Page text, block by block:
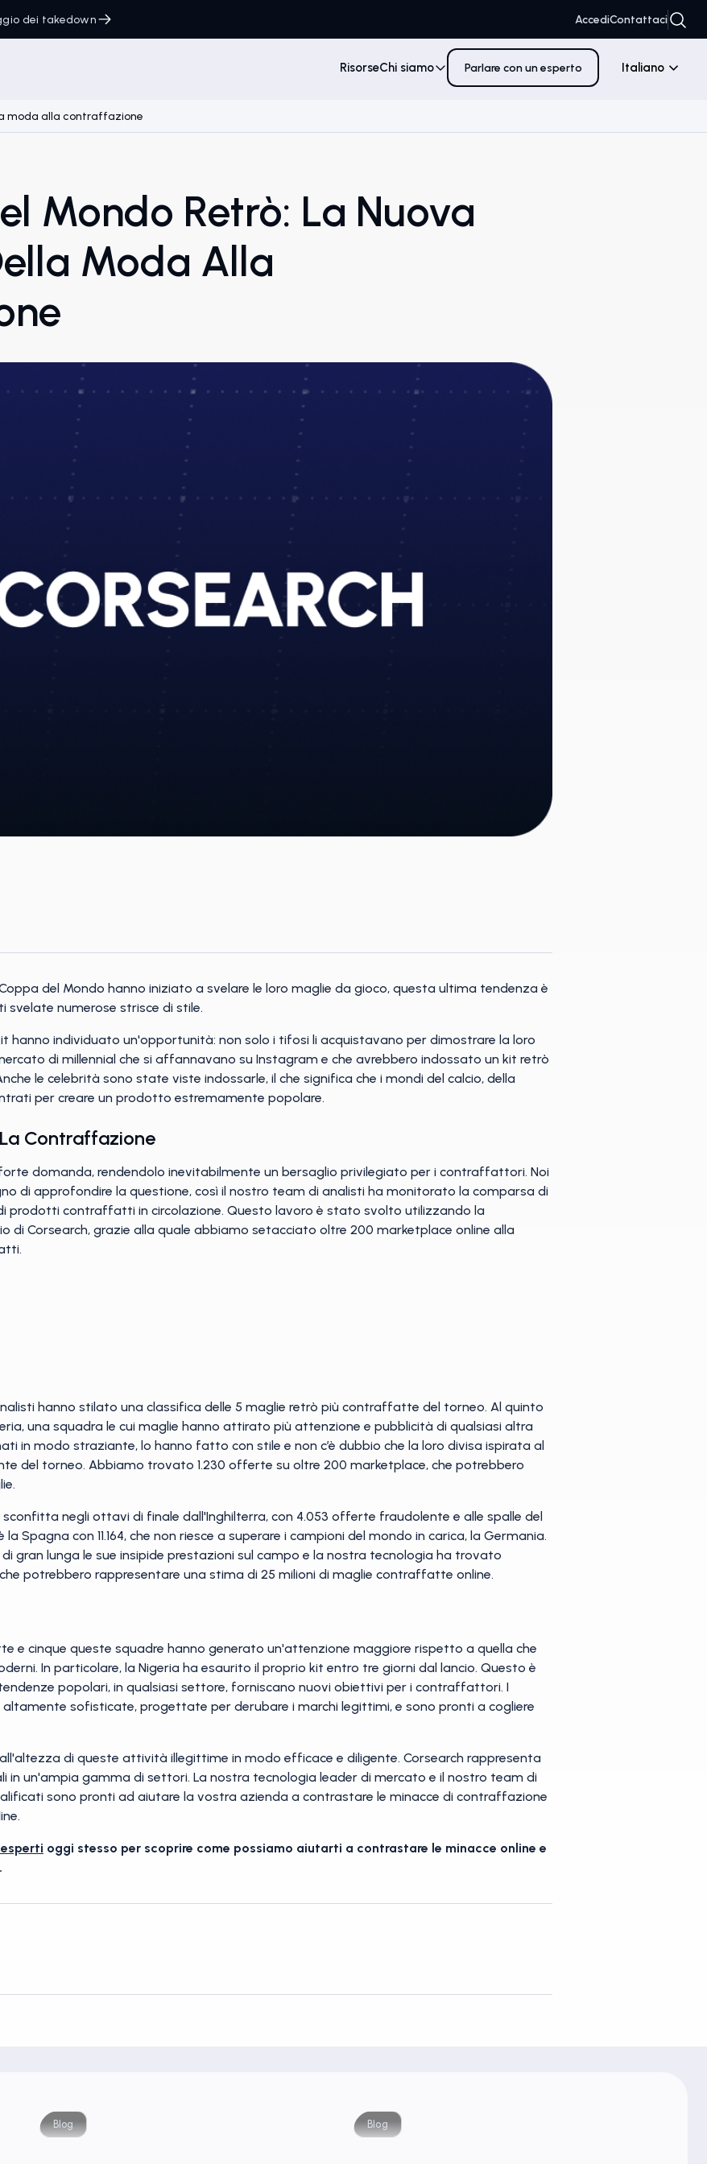
dei takedown AccediContattaci
RisorseChi siamo Parlare con un esperto Italiano
moda alla contraffazione
Mondo Retrò: La Nuova
Moda Alla
del Mondo hanno iniziato a svelare le loro maglie da gioco, questa ultima tendenza è
numerose strisce di stile.
hanno individuato un'opportunità: non solo i tifosi li acquistavano per dimostrare la loro
di millennial che si affannavano su Instagram e che avrebbero indossato un kit retrò
le celebrità sono state viste indossarle, il che significa che i mondi del calcio, della
per creare un prodotto estremamente popolare.
Contraffazione
domanda, rendendolo inevitabilmente un bersaglio privilegiato per i contraffattori. Noi
di approfondire la questione, così il nostro team di analisti ha monitorato la comparsa di
prodotti contraffatti in circolazione. Questo lavoro è stato svolto utilizzando la
Corsearch, grazie alla quale abbiamo setacciato oltre 200 marketplace online alla
hanno stilato una classifica delle 5 maglie retrò più contraffatte del torneo. Al quinto
una squadra le cui maglie hanno attirato più attenzione e pubblicità di qualsiasi altra
in modo straziante, lo hanno fatto con stile e non c’è dubbio che la loro divisa ispirata al
del torneo. Abbiamo trovato 1.230 offerte su oltre 200 marketplace, che potrebbero
negli ottavi di finale dall'Inghilterra, con 4.053 offerte fraudolente e alle spalle del
Spagna con 11.164, che non riesce a superare i campioni del mondo in carica, la Germania.
gran lunga le sue insipide prestazioni sul campo e la nostra tecnologia ha trovato
potrebbero rappresentare una stima di 25 milioni di maglie contraffatte online.
e cinque queste squadre hanno generato un'attenzione maggiore rispetto a quella che
In particolare, la Nigeria ha esaurito il proprio kit entro tre giorni dal lancio. Questo è
popolari, in qualsiasi settore, forniscano nuovi obiettivi per i contraffattori. I
sofisticate, progettate per derubare i marchi legittimi, e sono pronti a cogliere
di queste attività illegittime in modo efficace e diligente. Corsearch rappresenta
in un'ampia gamma di settori. La nostra tecnologia leader di mercato e il nostro team di
sono pronti ad aiutare la vostra azienda a contrastare le minacce di contraffazione
oggi stesso per scoprire come possiamo aiutarti a contrastare le minacce online e
Blog Blog